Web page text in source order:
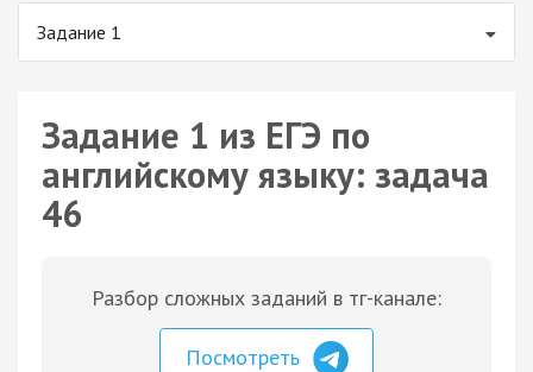
Задание 1
Задание 1 из ЕГЭ по
английскому языку: задача
46
Разбор сложных заданий в тг-канале:
Посмотреть